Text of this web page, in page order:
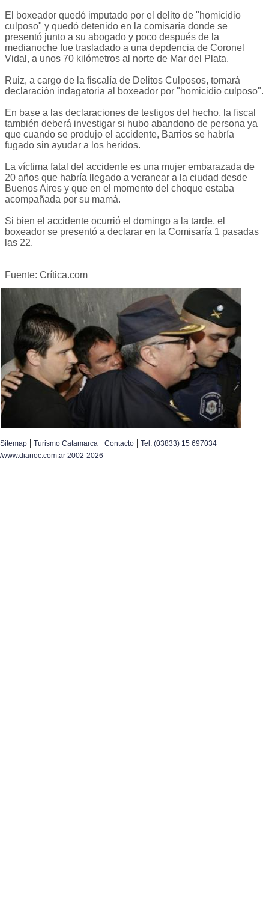
El boxeador quedó imputado por el delito de "homicidio
culposo" y quedó detenido en la comisaría donde se
presentó junto a su abogado y poco después de la
medianoche fue trasladado a una depdencia de Coronel
Vidal, a unos 70 kilómetros al norte de Mar del Plata.
Ruiz, a cargo de la fiscalía de Delitos Culposos, tomará
declaración indagatoria al boxeador por "homicidio culposo".
En base a las declaraciones de testigos del hecho, la fiscal
también deberá investigar si hubo abandono de persona ya
que cuando se produjo el accidente, Barrios se habría
fugado sin ayudar a los heridos.
La víctima fatal del accidente es una mujer embarazada de
20 años que habría llegado a veranear a la ciudad desde
Buenos Aires y que en el momento del choque estaba
acompañada por su mamá.
Si bien el accidente ocurrió el domingo a la tarde, el
boxeador se presentó a declarar en la Comisaría 1 pasadas
las 22.
Fuente: Crítica.com
Sitemap | Turismo Catamarca | Contacto | Tel. (03833) 15 697034 |
/www.diarioc.com.ar 2002-2026